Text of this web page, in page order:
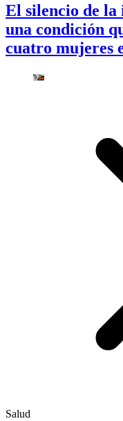
El silencio de
una condición
cuatro mujeres
Salud